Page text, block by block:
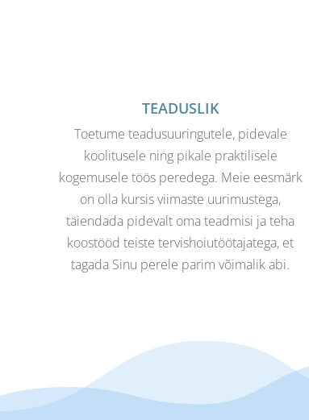
TEADUSLIK
Toetume teadusuuringutele, pidevale
koolitusele ning pikale praktilisele
kogemusele töös peredega. Meie eesmärk
on olla kursis viimaste uurimustega,
täiendada pidevalt oma teadmisi ja teha
koostööd teiste tervishoiutöötajatega, et
tagada Sinu perele parim võimalik abi.